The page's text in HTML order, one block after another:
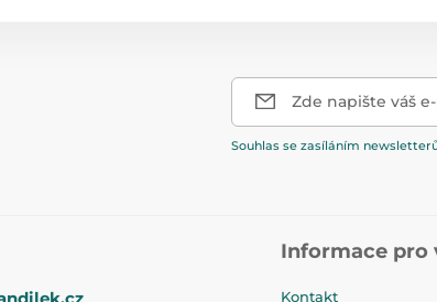
Zde napište váš
Souhlas se zasíláním
Informace pro
Kontakt